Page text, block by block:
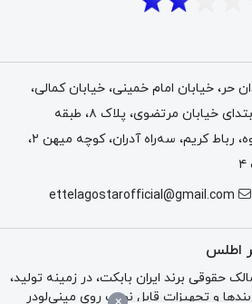
حر، خیابان امام خمینی، خیابان کمالی،
خیابان اسکندری جنوبی، ابتدای خیابان مرتضوی، پلاک ۸، طبقه
همکف | کارخانه: جاده ساوه، رباط کریم، سه‌راه آدران، کوچه میهن ۲،
ettelagostarofficial@gmail.com
اطلس
حقوقی برند ایران بابکت، در زمینه تولید،
و تجهیزات قابل نصب روی مینی‌لودر